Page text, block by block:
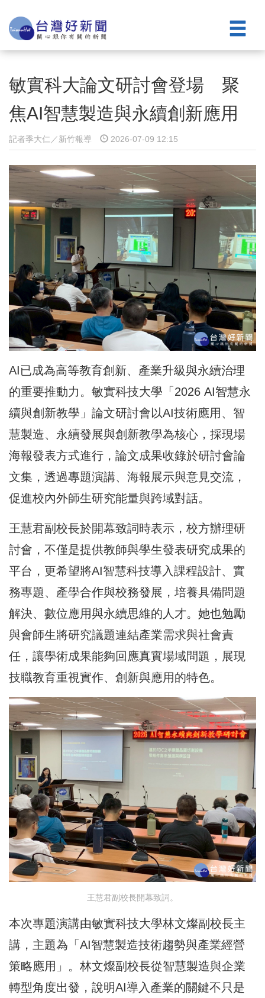
敏實科大論文研討會登場 聚
焦AI智慧製造與永續創新應用
記者季大仁／新竹報導 2026-07-09 12:15
AI已成為高等教育創新、產業升級與永續治理
的重要推動力。敏實科技大學「2026 AI智慧永
續與創新教學」論文研討會以AI技術應用、智
慧製造、永續發展與創新教學為核心，採現場
海報發表方式進行，論文成果收錄於研討會論
文集，透過專題演講、海報展示與意見交流，
促進校內外師生研究能量與跨域對話。
王慧君副校長於開幕致詞時表示，校方辦理研
討會，不僅是提供教師與學生發表研究成果的
平台，更希望將AI智慧科技導入課程設計、實
務專題、產學合作與校務發展，培養具備問題
解決、數位應用與永續思維的人才。她也勉勵
與會師生將研究議題連結產業需求與社會責
任，讓學術成果能夠回應真實場域問題，展現
技職教育重視實作、創新與應用的特色。
王慧君副校長開幕致詞。
本次專題演講由敏實科技大學林文燦副校長主
講，主題為「AI智慧製造技術趨勢與產業經營
策略應用」。林文燦副校長從智慧製造與企業
轉型角度出發，說明AI導入產業的關鍵不只是